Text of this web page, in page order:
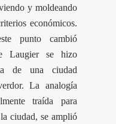
y moldeando
económicos.
punto cambió
Laugier se hizo
de una ciudad
La analogía
traída para
ciudad, se amplió